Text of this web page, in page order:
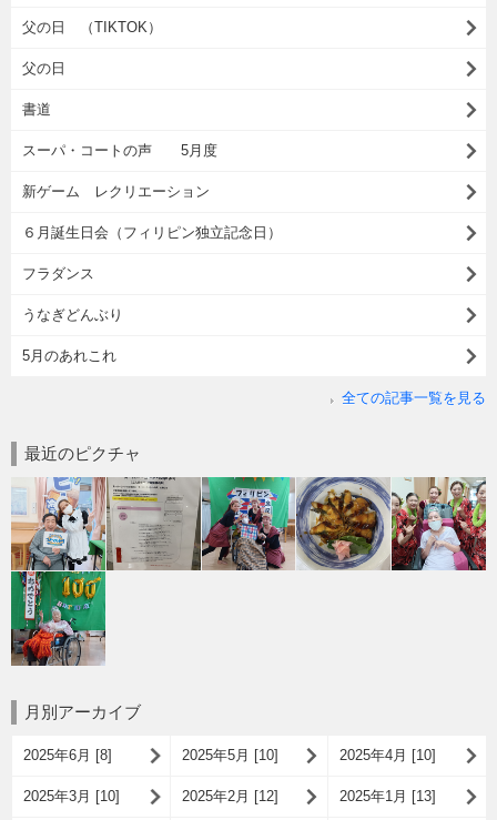
父の日 （TIKTOK）
父の日
書道
スーパ・コートの声 5月度
新ゲーム レクリエーション
６月誕生日会（フィリピン独立記念日）
フラダンス
うなぎどんぶり
5月のあれこれ
全ての記事一覧を見る
最近のピクチャ
月別アーカイブ
2025年6月 [8] 2025年5月 [10] 2025年4月 [10]
2025年3月 [10] 2025年2月 [12] 2025年1月 [13]